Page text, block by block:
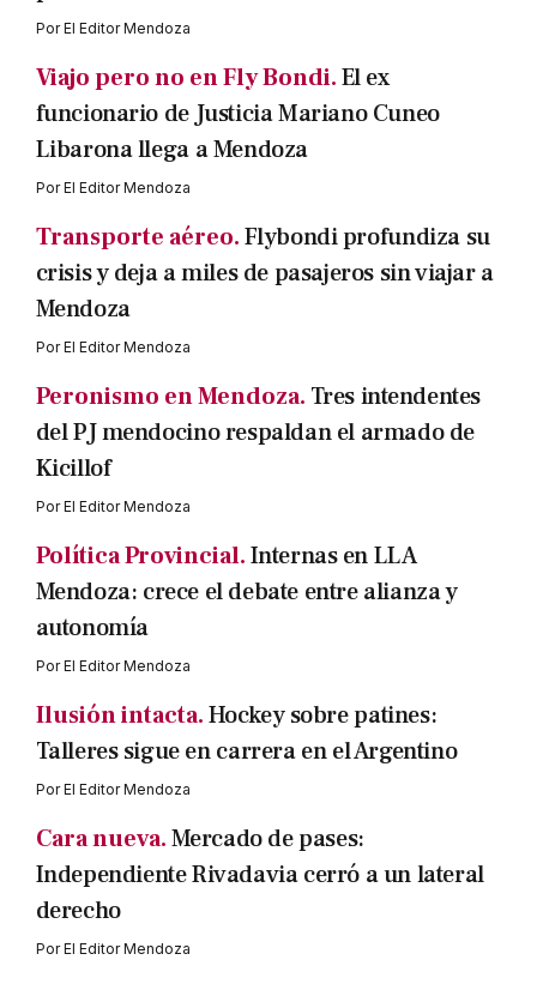
PorEl Editor Mendoza
Viajo pero no en Fly Bondi.El ex
funcionario de Justicia Mariano Cuneo
Libarona llega a Mendoza
PorEl Editor Mendoza
Transporte aéreo.Flybondi profundiza su
crisis y deja a miles de pasajeros sin viajar a
Mendoza
PorEl Editor Mendoza
Peronismo en Mendoza. Tres intendentes
del PJ mendocino respaldan el armado de
Kicillof
PorEl Editor Mendoza
Política Provincial.Internas en LLA
Mendoza: crece el debate entre alianza y
autonomía
PorEl Editor Mendoza
Ilusión intacta.Hockey sobre patines:
Talleres sigue en carrera en el Argentino
PorEl Editor Mendoza
Cara nueva.Mercado de pases:
Independiente Rivadavia cerró a un lateral
derecho
PorEl Editor Mendoza